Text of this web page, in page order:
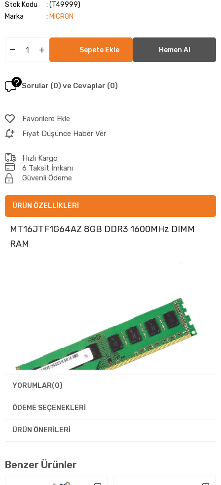
Stok Kodu
(T49999)
Marka
: MICRON
Sorular (0) ve Cevaplar (0)
Favorilere Ekle
Fiyat Düşünce Haber Ver
Hızlı Kargo
6 Taksit İmkanı
Güvenli Ödeme
ÜRÜN ÖZELLIKLERI
MT16JTF1G64AZ 8GB DDR3 1600MHz DIMM
RAM
MT16JTF1G64AZ, masaüstü bilgisayarlar için 8 GB kapasiteye
YORUMLAR(0)
ÖDEME SEÇENEKLERI
ÜRÜN ÖNERILERI
Benzer Ürünler